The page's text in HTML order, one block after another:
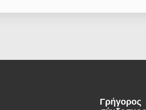
Γρήγορος